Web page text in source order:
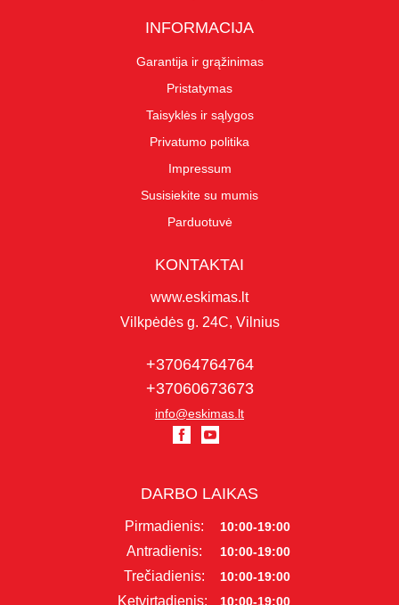
INFORMACIJA
Garantija ir grąžinimas
Pristatymas
Taisyklės ir sąlygos
Privatumo politika
Impressum
Susisiekite su mumis
Parduotuvė
KONTAKTAI
www.eskimas.lt
Vilkpėdės g. 24C, Vilnius
+37064764764
+37060673673
info@eskimas.lt
DARBO LAIKAS
Pirmadienis: 10:00-19:00
Antradienis: 10:00-19:00
Trečiadienis: 10:00-19:00
Ketvirtadienis: 10:00-19:00